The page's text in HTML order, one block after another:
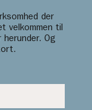
der
velkommen til
Og